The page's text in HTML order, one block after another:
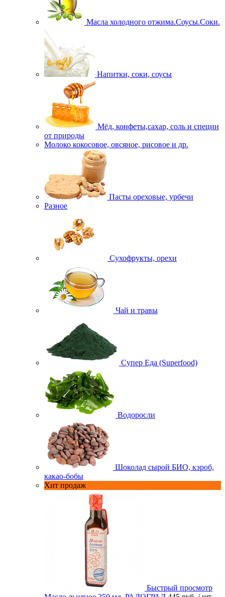
Масла холодного отжима.Соусы.Соки.
Напитки, соки, соусы
Мёд, конфеты,сахар, соль и специи
от природы
Молоко кокосовое, овсяное, рисовое и др.
Пасты ореховые, урбечи
Разное
Сухофрукты, орехи
Чай и травы
Супер Еда (Superfood)
Водоросли
Шоколад сырой БИО, кэроб,
какао-бобы
Хит продаж
Быстрый просмотр